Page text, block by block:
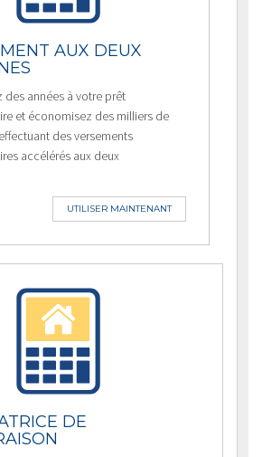
AUX DEUX
des années à votre prêt
et économisez des milliers de
des versements
accélérés aux deux
UTILISER MAINTENANT
DE